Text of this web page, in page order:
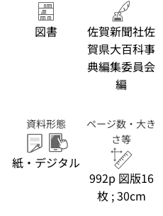
図書
佐賀新聞社佐
賀県大百科事
典編集委員会
編
資料形態
紙・デジタル
ページ数・大き
さ等
992p 図版16
枚 ; 30cm